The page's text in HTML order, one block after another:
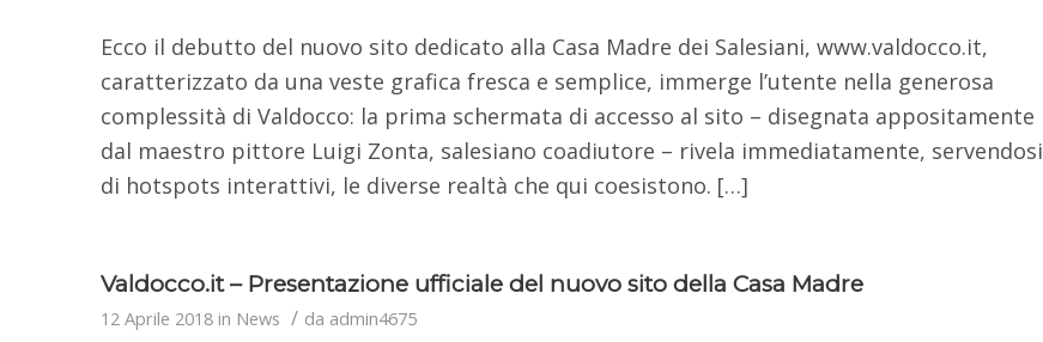
Ecco il debutto del nuovo sito dedicato alla Casa Madre dei Salesiani, www.valdocco.it,
caratterizzato da una veste grafica fresca e semplice, immerge l’utente nella generosa
complessità di Valdocco: la prima schermata di accesso al sito – disegnata appositamente
dal maestro pittore Luigi Zonta, salesiano coadiutore – rivela immediatamente, servendosi
di hotspots interattivi, le diverse realtà che qui coesistono. […]
Valdocco.it – Presentazione ufficiale del nuovo sito della Casa Madre
12 Aprile 2018 in News / da admin4675